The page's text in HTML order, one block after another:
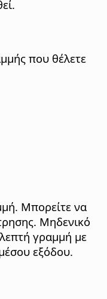
που θέλετε
Μπορείτε να
Μηδενικό
γραμμή με
εξόδου.